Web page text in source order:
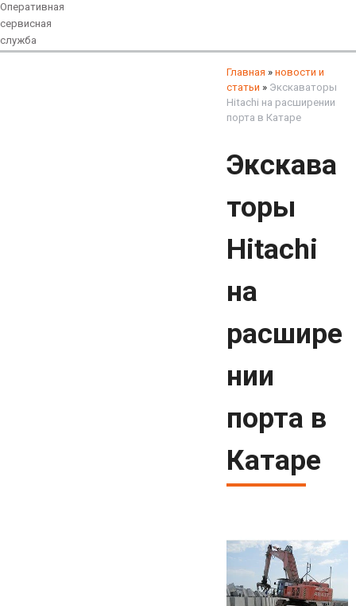
Оперативная
сервисная
служба
Главная » новости и
статьи » Экскаваторы
Hitachi на расширении
порта в Катаре
Экскава
торы
Hitachi
на
расшире
нии
порта в
Катаре